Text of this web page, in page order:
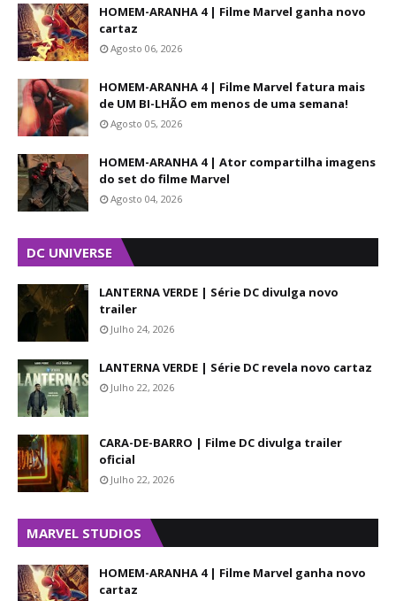
HOMEM-ARANHA 4 | Filme Marvel ganha novo
cartaz
Agosto 06, 2026
HOMEM-ARANHA 4 | Filme Marvel fatura mais
de UM BI-LHÃO em menos de uma semana!
Agosto 05, 2026
HOMEM-ARANHA 4 | Ator compartilha imagens
do set do filme Marvel
Agosto 04, 2026
DC UNIVERSE
LANTERNA VERDE | Série DC divulga novo
trailer
Julho 24, 2026
LANTERNA VERDE | Série DC revela novo cartaz
Julho 22, 2026
CARA-DE-BARRO | Filme DC divulga trailer
oficial
Julho 22, 2026
MARVEL STUDIOS
HOMEM-ARANHA 4 | Filme Marvel ganha novo
cartaz